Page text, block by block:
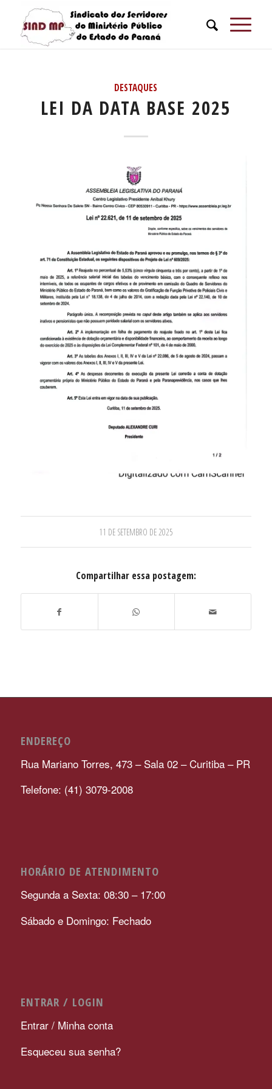
DESTAQUES
LEI DA DATA BASE 2025
11 DE SETEMBRO DE 2025
Compartilhar essa postagem:
ENDEREÇO
Rua Mariano Torres, 473 – Sala 02 – Curitiba – PR
Telefone: (41) 3079-2008
HORÁRIO DE ATENDIMENTO
Segunda a Sexta: 08:30 – 17:00
Sábado e Domingo: Fechado
ENTRAR / LOGIN
Entrar / Minha conta
Esqueceu sua senha?